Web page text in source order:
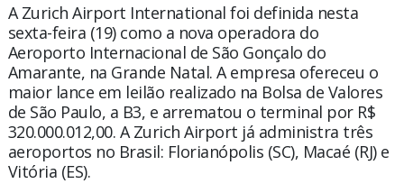
A Zurich Airport International foi definida nesta
sexta-feira (19) como a nova operadora do
Aeroporto Internacional de São Gonçalo do
Amarante, na Grande Natal. A empresa ofereceu o
maior lance em leilão realizado na Bolsa de Valores
de São Paulo, a B3, e arrematou o terminal por R$
320.000.012,00. A Zurich Airport já administra três
aeroportos no Brasil: Florianópolis (SC), Macaé (RJ) e
Vitória (ES).